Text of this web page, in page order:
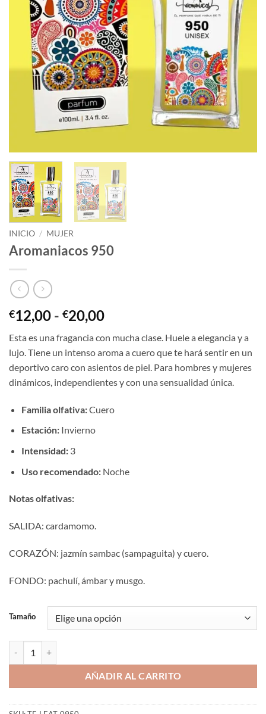
INICIO / MUJER
Aromaniacos 950
€12,00 - €20,00Rango
precios:
desde
€12,00
hasta
Esta es una fragancia con mucha clase. Huele a elegancia y a
lujo. Tiene un intenso aroma a cuero que te hará sentir en un
deportivo caro con asientos de piel. Para hombres y mujeres
dinámicos, independientes y con una sensualidad única.
Familia olfativa:Cuero
Estación:Invierno
Intensidad:3
Uso recomendado:Noche
Notas olfativas:
SALIDA: cardamomo.
CORAZÓN: jazmín sambac (sampaguita) y cuero.
FONDO: pachulí, ámbar y musgo.
Tamaño
AÑADIR AL CARRITO